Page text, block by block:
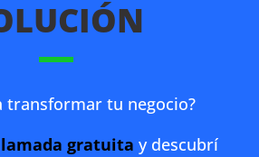
transformar tu negocio?
gratuita y descubrí